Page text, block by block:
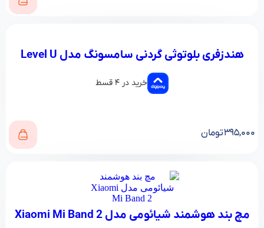
هندزفری بلوتوثی گردنی سامسونگ مدل Level U
خرید در ۴ قسط
۳۹۵,۰۰۰تومان
مچ بند هوشمند شیائومی مدل Xiaomi Mi Band 2